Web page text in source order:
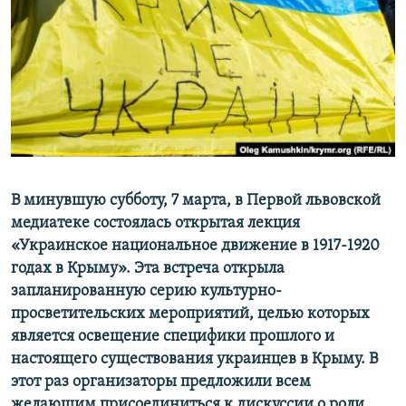
ПОБЕДИТЕЛЕЙ НЕ СУДЯТ?
КРЫМ.НЕПОКОРЕННЫЙ
ELIFBE
УКРАИНСКАЯ ПРОБЛЕМА КРЫМА
ПРИСОЕДИНЯЙТЕСЬ!
Все сайты RFE/RL
В минувшую субботу, 7 марта, в Первой львовской
медиатеке состоялась открытая лекция
«Украинское национальное движение в 1917-1920
годах в Крыму». Эта встреча открыла
запланированную серию культурно-
просветительских мероприятий, целью которых
является освещение специфики прошлого и
настоящего существования украинцев в Крыму. В
этот раз организаторы предложили всем